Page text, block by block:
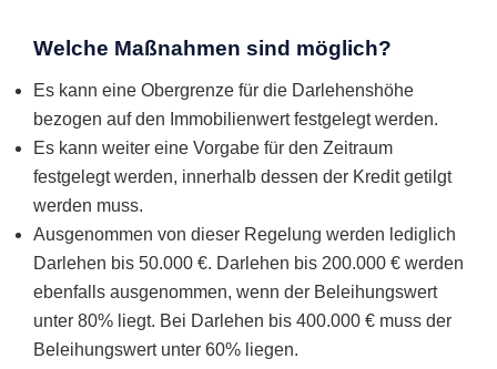
Welche Maßnahmen sind möglich?
Es kann eine Obergrenze für die Darlehenshöhe
bezogen auf den Immobilienwert festgelegt werden.
Es kann weiter eine Vorgabe für den Zeitraum
festgelegt werden, innerhalb dessen der Kredit getilgt
werden muss.
Ausgenommen von dieser Regelung werden lediglich
Darlehen bis 50.000 €. Darlehen bis 200.000 € werden
ebenfalls ausgenommen, wenn der Beleihungswert
unter 80% liegt. Bei Darlehen bis 400.000 € muss der
Beleihungswert unter 60% liegen.